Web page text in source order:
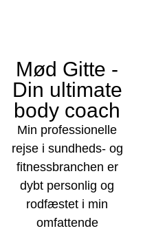
Mød Gitte -
Din ultimate
body coach
Min professionelle
rejse i sundheds- og
fitnessbranchen er
dybt personlig og
rodfæstet i min
omfattende